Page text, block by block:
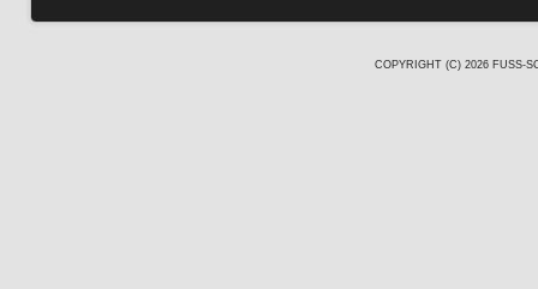
COPYRIGHT (C) 2026 FUSS-